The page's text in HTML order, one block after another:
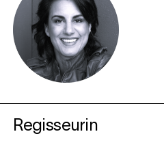
Regisseurin